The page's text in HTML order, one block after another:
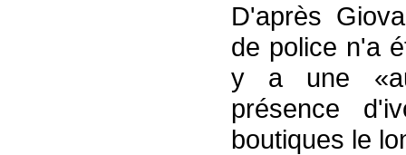
D'après
de police n'a
y a une
présence
boutiques le